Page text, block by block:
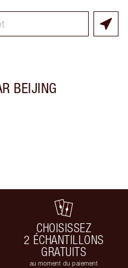
BEIJING
CHOISISSEZ
2 ÉCHANTILLONS
GRATUITS
au moment du paiement